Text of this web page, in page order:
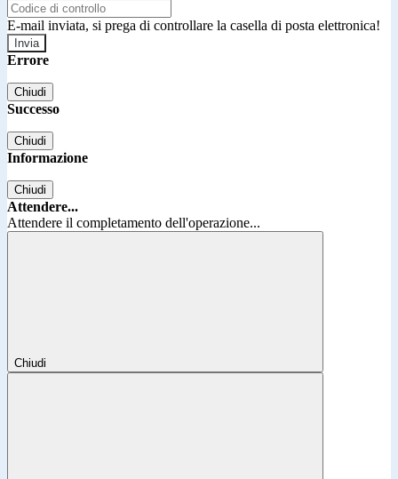
E-mail inviata, si prega di controllare la casella di posta elettronica!
Errore
Chiudi
Successo
Chiudi
Informazione
Chiudi
Attendere...
Attendere il completamento dell'operazione...
Chiudi